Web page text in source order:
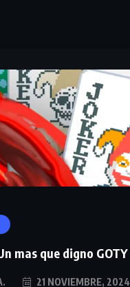
mas que digno GOTY
21 NOVIEMBRE, 2024